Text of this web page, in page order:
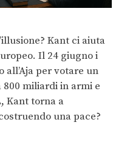
Kant ci aiuta
Il 24 giugno i
per votare un
miliardi in armi e
Kant torna a
una pace?